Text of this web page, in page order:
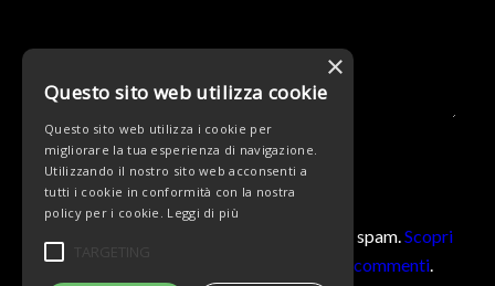
Questo sito utilizza Akismet per ridurre lo spam.Scopri
come vengono elaborati i dati derivati dai commenti.
×
Questo sito web utilizza cookie
Questo sito web utilizza i cookie per
migliorare la tua esperienza di navigazione.
Utilizzando il nostro sito web acconsenti a
tutti i cookie in conformità con la nostra
policy per i cookie. Leggi di più
TARGETING